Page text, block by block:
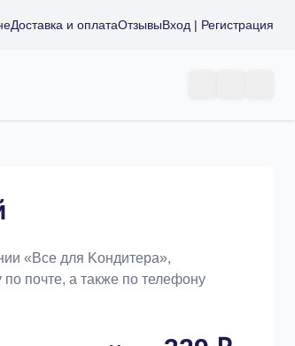
Доставка и оплатаОтзывыВход | Регистрация
«Bce для Koндитeрa»,
почте, а также по телефону